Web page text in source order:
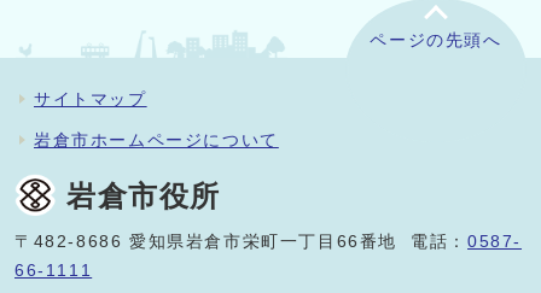
ページの先頭へ
サイトマップ
岩倉市ホームページについて
岩倉市役所
〒482-8686 愛知県岩倉市栄町一丁目66番地 電話：0587-
66-1111